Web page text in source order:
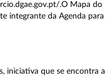
.O Mapa do
integrante da Agenda para
iniciativa que se encontra a